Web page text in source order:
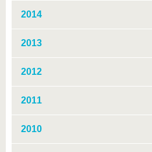
2014
2013
2012
2011
2010